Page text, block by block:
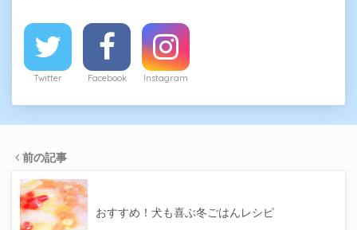
Twitter Facebook Instagram
前の記事
おすすめ！犬も喜ぶ冬ごはんレシピ